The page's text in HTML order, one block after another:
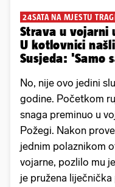
24SATA NA MJESTU
Strava u vojarni
U kotlovnici
Susjeda: 'Samo
No, nije ovo jedini
godine. Početkom
snaga preminuo u
Požegi. Nakon
jednim polaznikom
vojarne, pozlilo mu
je pružena